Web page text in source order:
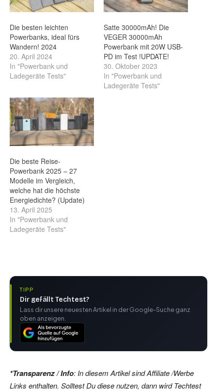
Die besten leichten
Powerbanks, ideal fürs
Wandern! 2024
20. April 2024
In "Powerbank und
Ladegeräte Tests"
Satte 30000mAh! Die
VEGER 30000mAh
Powerbank mit 20W USB-
PD im Test !UPDATE!
30. Oktober 2023
In "Powerbank und
Ladegeräte Tests"
Die beste Reise-
Powerbank 2025 – 27
Modelle im Vergleich,
welche hat die höchste
Energiedichte? (Update)
13. April 2025
In "Powerbank und
Ladegeräte Tests"
TIPP
Dir gefällt Techtest?
Lass dir unsere neuesten Artikel in der Google-Suche ganz
oben anzeigen.
*Transparenz / Info: In diesem Artikel sind Affiliate /Werbe
Links enthalten. Solltest Du diese nutzen, dann wird Techtest